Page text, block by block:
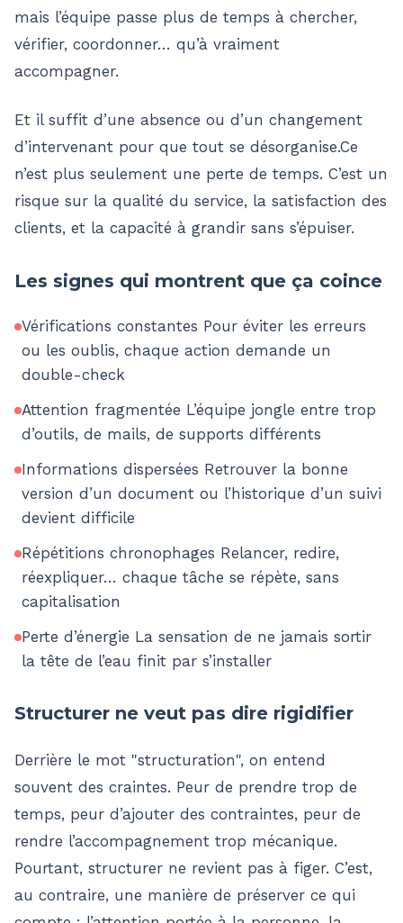
mais l’équipe passe plus de temps à chercher,
vérifier, coordonner… qu’à vraiment
accompagner.
Et il suffit d’une absence ou d’un changement
d’intervenant pour que tout se désorganise.Ce
n’est plus seulement une perte de temps. C’est un
risque sur la qualité du service, la satisfaction des
clients, et la capacité à grandir sans s’épuiser.
Les signes qui montrent que ça coince
Vérifications constantes Pour éviter les erreurs
ou les oublis, chaque action demande un
double-check
Attention fragmentée L’équipe jongle entre trop
d’outils, de mails, de supports différents
Informations dispersées Retrouver la bonne
version d’un document ou l’historique d’un suivi
devient difficile
Répétitions chronophages Relancer, redire,
réexpliquer… chaque tâche se répète, sans
capitalisation
Perte d’énergie La sensation de ne jamais sortir
la tête de l’eau finit par s’installer
Structurer ne veut pas dire rigidifier
Derrière le mot "structuration", on entend
souvent des craintes. Peur de prendre trop de
temps, peur d’ajouter des contraintes, peur de
rendre l’accompagnement trop mécanique.
Pourtant, structurer ne revient pas à figer. C’est,
au contraire, une manière de préserver ce qui